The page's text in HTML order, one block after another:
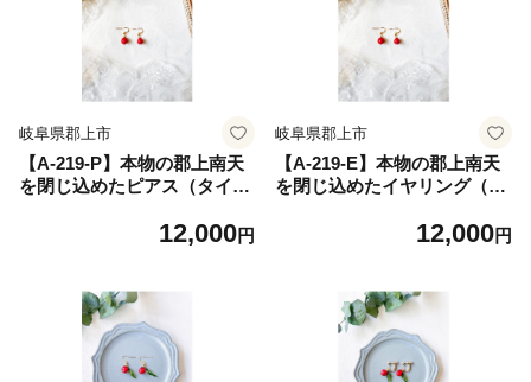
岐阜県郡上市
【A-219-P】本物の郡上南天
を閉じ込めたピアス（タイプ
レディースジュエリー アクセ
12,000円
岐阜県郡上市
【A-219-E】本物の郡上南天
を閉じ込めたイヤリング（タ
12,000円